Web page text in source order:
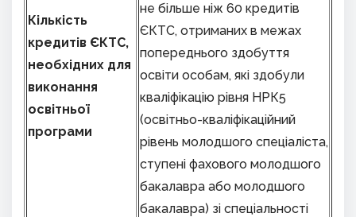
Кількість
кредитів ЄКТС,
необхідних для
виконання
освітньої
програми
не більше ніж 60 кредитів
ЄКТС, отриманих в межах
попереднього здобуття
освіти особам, які здобули
кваліфікацію рівня НРК5
(освітньо-кваліфікаційний
рівень молодшого спеціаліста,
ступені фахового молодшого
бакалавра або молодшого
бакалавра) зі спеціальності